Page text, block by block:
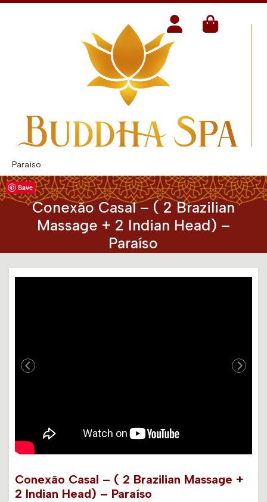
Paraíso
Conexão Casal – ( 2 Brazilian
Massage + 2 Indian Head) –
Paraíso
Save
Conexão Casal – ( 2 Brazilian Massage +
2 Indian Head) – Paraíso